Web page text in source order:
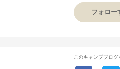
フォロー
このキャンプブログ